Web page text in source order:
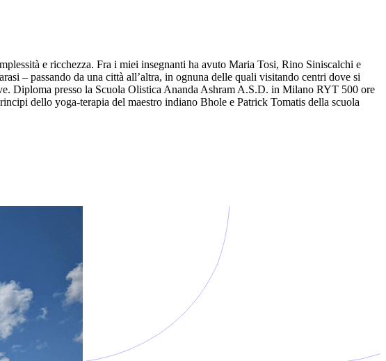
e ricchezza. Fra i miei insegnanti ha avuto Maria Tosi, Rino Siniscalchi e
– passando da una città all’altra, in ognuna delle quali visitando centri dove si
Diploma presso la Scuola Olistica Ananda Ashram A.S.D. in Milano RYT 500 ore
dello yoga-terapia del maestro indiano Bhole e Patrick Tomatis della scuola